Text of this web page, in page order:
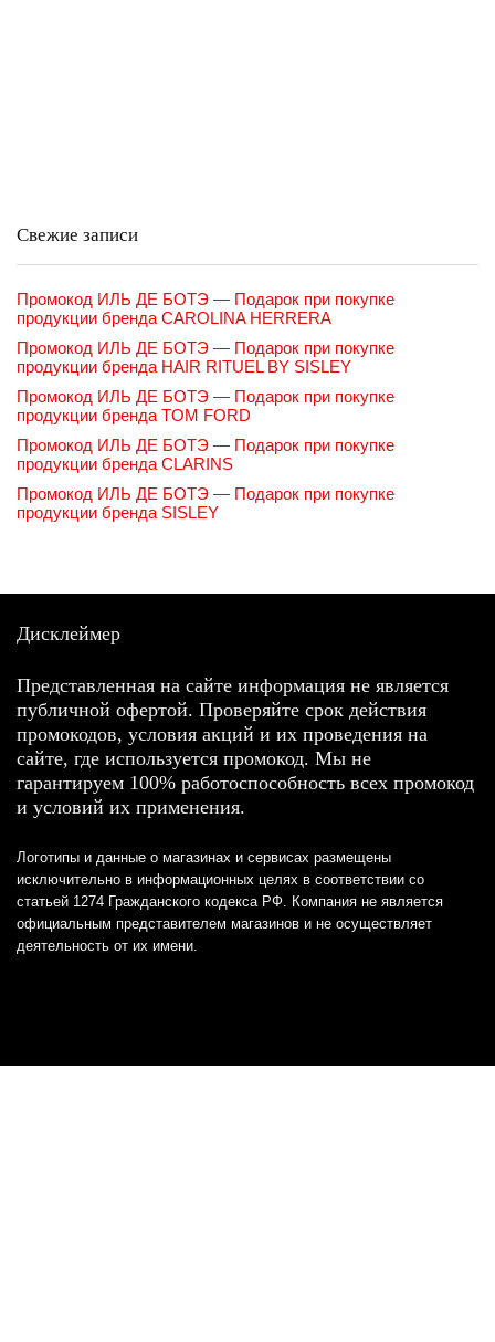
Свежие записи
Промокод ИЛЬ ДЕ БОТЭ — Подарок при покупке
продукции бренда CAROLINA HERRERA
Промокод ИЛЬ ДЕ БОТЭ — Подарок при покупке
продукции бренда HAIR RITUEL BY SISLEY
Промокод ИЛЬ ДЕ БОТЭ — Подарок при покупке
продукции бренда TOM FORD
Промокод ИЛЬ ДЕ БОТЭ — Подарок при покупке
продукции бренда CLARINS
Промокод ИЛЬ ДЕ БОТЭ — Подарок при покупке
продукции бренда SISLEY
Дисклеймер
Представленная на сайте информация не является
публичной офертой. Проверяйте срок действия
промокодов, условия акций и их проведения на
сайте, где используется промокод. Мы не
гарантируем 100% работоспособность всех промокод
и условий их применения.
Логотипы и данные о магазинах и сервисах размещены
исключительно в информационных целях в соответствии со
статьей 1274 Гражданского кодекса РФ. Компания не является
официальным представителем магазинов и не осуществляет
деятельность от их имени.